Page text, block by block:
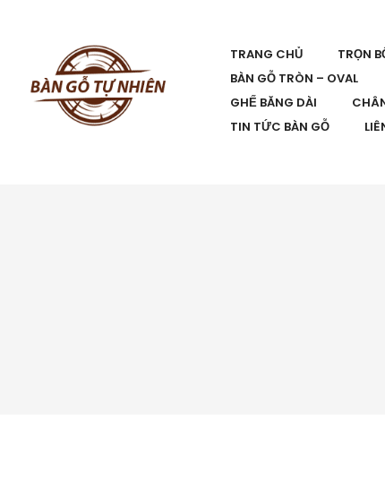
TRANG CHỦ TRỌN
BÀN GỖ TRÒN – OVAL
GHẾ BĂNG DÀI
TIN TỨC BÀN GỖ